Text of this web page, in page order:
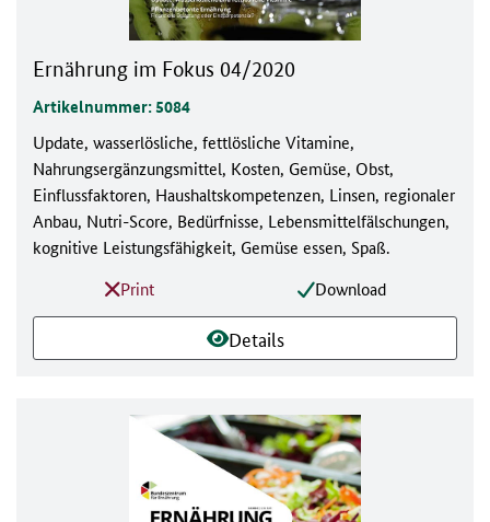
Ernährung im Fokus 04/2020
Artikelnummer: 5084
Update, wasserlösliche, fettlösliche Vitamine,
Nahrungsergänzungsmittel, Kosten, Gemüse, Obst,
Einflussfaktoren, Haushaltskompetenzen, Linsen, regionaler
Anbau, Nutri-Score, Bedürfnisse, Lebensmittelfälschungen,
kognitive Leistungsfähigkeit, Gemüse essen, Spaß.
Print
Download
Details